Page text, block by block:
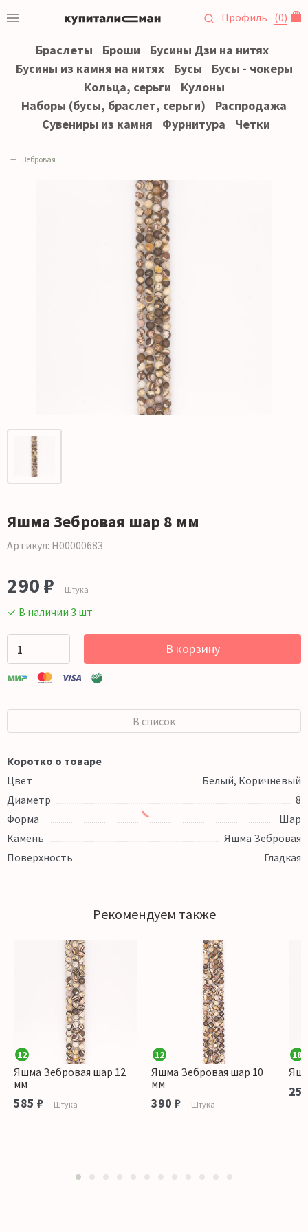
Профиль (0)
Браслеты Броши
Бусины Дзи на нитях
Бусины из камня на нитях
Бусы
Бусы - чокеры
Кольца, серьги
Кулоны
Наборы (бусы, браслет, серьги)
Распродажа
Сувениры из камня
Фурнитура Четки
Зебровая
Яшма Зебровая шар 8 мм
Артикул: Н00000683
290 ₽ Штука
✓ В наличии 3 шт
В корзину
В список
Коротко о товаре
Цвет
Белый, Коричневый
Диаметр
8
Форма
Шар
Камень
Яшма Зебровая
Поверхность
Гладкая
Рекомендуем также
12
Яшма Зебровая шар 12
мм
585 ₽ Штука
12
Яшма Зебровая шар 10
мм
390 ₽ Штука
18